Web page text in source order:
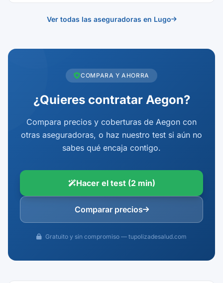
Ver todas las aseguradoras en Lugo
COMPARA Y AHORRA
¿Quieres contratar Aegon?
Compara precios y coberturas de Aegon con
otras aseguradoras, o haz nuestro test si aún no
sabes qué encaja contigo.
Hacer el test (2 min)
Comparar precios
Gratuito y sin compromiso — tupolizadesalud.com